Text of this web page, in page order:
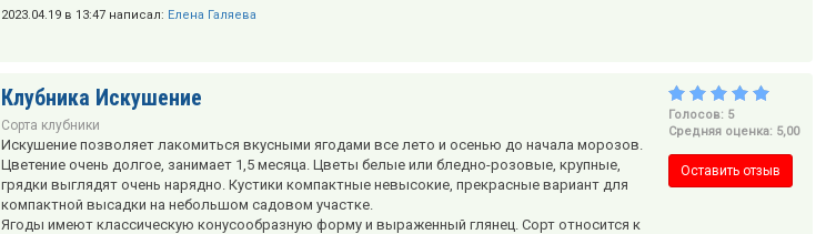
2023.04.19 в 13:47 написал: Елена Галяева
Клубника Искушение
Сорта клубники
Искушение позволяет лакомиться вкусными ягодами все лето и осенью до начала морозов.
Цветение очень долгое, занимает 1,5 месяца. Цветы белые или бледно-розовые, крупные,
грядки выглядят очень нарядно. Кустики компактные невысокие, прекрасные вариант для
компактной высадки на небольшом садовом участке.
Ягоды имеют классическую конусообразную форму и выраженный глянец. Сорт относится к
Голосов: 5
Средняя оценка: 5,00
Оставить отзыв